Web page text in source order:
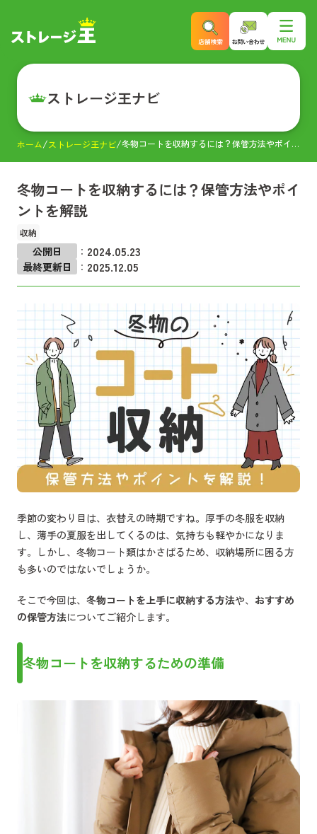
ストレージ王ナビ
ホーム ストレージ王ナビ 冬物コートを収納するには？保管方法やポイントを解説
冬物コートを収納するには？保管方法やポイ
ントを解説
収納
公開日 ： 2024.05.23
最終更新日 ： 2025.12.05
季節の変わり目は、衣替えの時期ですね。厚手の冬服を収納
し、薄手の夏服を出してくるのは、気持ちも軽やかになりま
す。しかし、冬物コート類はかさばるため、収納場所に困る方
も多いのではないでしょうか。
そこで今回は、 冬物コートを上手に収納する方法や、 おすすめ
の保管方法についてご紹介します。
冬物コートを収納するための準備